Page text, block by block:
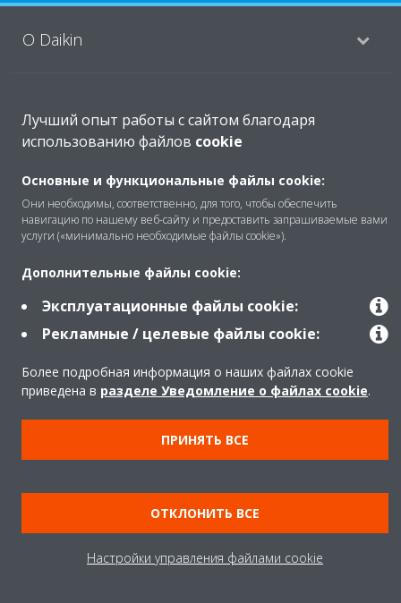
O Daikin
Помощь
Продукты
Copyright © Daikin
Правила
Использование cookie
Конфиденциальность данных
Корпоративная этика
Data Act
Лучший опыт работы с сайтом благодаря
использованию файлов cookie
Основные и функциональные файлы cookie:
Они необходимы, соответственно, для того, чтобы обеспечить
навигацию по нашему веб-сайту и предоставить запрашиваемые вами
услуги («минимально необходимые файлы cookie»).
Дополнительные файлы cookie:
Эксплуатационные файлы cookie:
Рекламные / целевые файлы cookie:
Более подробная информация о наших файлах cookie
приведена в разделе Уведомление о файлах cookie.
ПРИНЯТЬ ВСЕ
ОТКЛОНИТЬ ВСЕ
Настройки управления файлами cookie